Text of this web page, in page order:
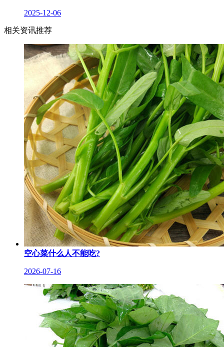
2025-12-06
相关资讯推荐
空心菜什么人不能吃?
2026-07-16